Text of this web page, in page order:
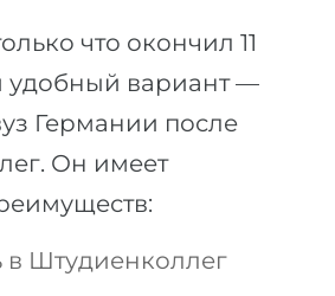
что окончил 11
удобный вариант —
Германии после
Он имеет
в Штудиенколлег